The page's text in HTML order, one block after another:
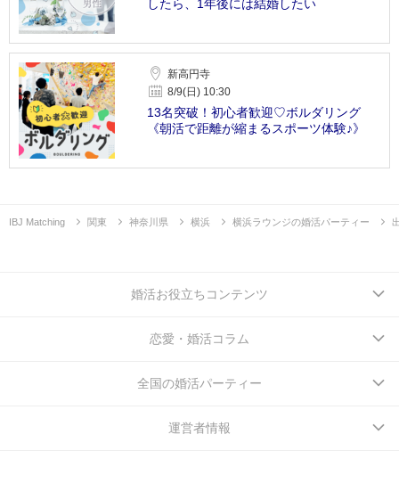
したら、1年後には結婚したい
新高円寺
8/9(日) 10:30
13名突破！初心者歓迎♡ボルダリング
《朝活で距離が縮まるスポーツ体験♪》
IBJ Matching 関東 神奈川県 横浜 横浜ラウンジの婚活パーティー
婚活お役立ちコンテンツ
恋愛・婚活コラム
全国の婚活パーティー
運営者情報